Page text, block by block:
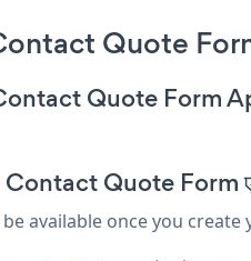
Quote
Quote Form
Quote Form
available once you create